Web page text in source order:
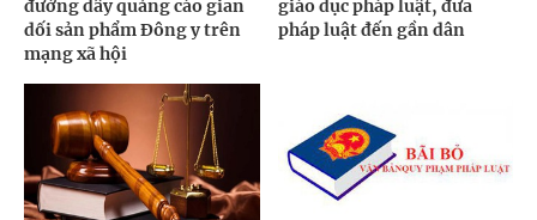
đường dây quảng cáo gian
dối sản phẩm Đông y trên
mạng xã hội
giáo dục pháp luật, đưa
pháp luật đến gần dân